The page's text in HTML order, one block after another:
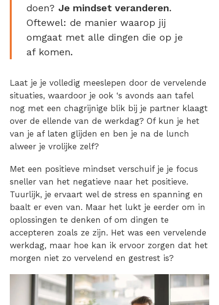
doen? Je mindset veranderen.
Oftewel: de manier waarop jij
omgaat met alle dingen die op je
af komen.
Laat je je volledig meeslepen door de vervelende
situaties, waardoor je ook ‘s avonds aan tafel
nog met een chagrijnige blik bij je partner klaagt
over de ellende van de werkdag? Of kun je het
van je af laten glijden en ben je na de lunch
alweer je vrolijke zelf?
Met een positieve mindset verschuif je je focus
sneller van het negatieve naar het positieve.
Tuurlijk, je ervaart wel de stress en spanning en
baalt er even van. Maar het lukt je eerder om in
oplossingen te denken of om dingen te
accepteren zoals ze zijn. Het was een vervelende
werkdag, maar hoe kan ik ervoor zorgen dat het
morgen niet zo vervelend en gestrest is?